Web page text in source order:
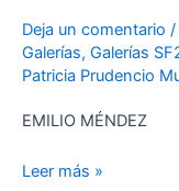
Deja un comentario /
Galerías, Galerías
Patricia Prudencio
EMILIO MÉNDEZ
el
objetivo
Emilio
Leer más »